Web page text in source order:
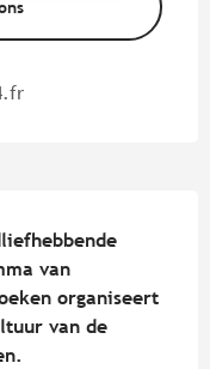
van
organiseert
van de